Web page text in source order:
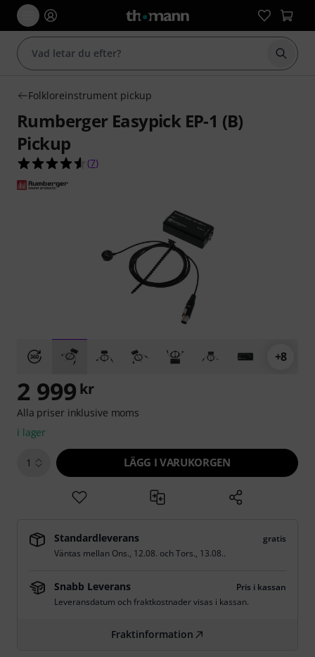
Börja
Folkloreinstrument pickup
Rumberger Easypick EP-1 (B)
Pickup
4.6 av 5 stjärnor från 7 kundbetyg
(7)
+8
2 999 kr
Alla priser inklusive moms
i lager
1 LÄGG I VARUKORGEN
Standardleverans
gratis
Väntas mellan Ons., 12.08. ochTors., 13.08..
Snabb Leverans
Pris i kassan
Leveransdatum och fraktkostnader visas i kassan.
Fraktinformation